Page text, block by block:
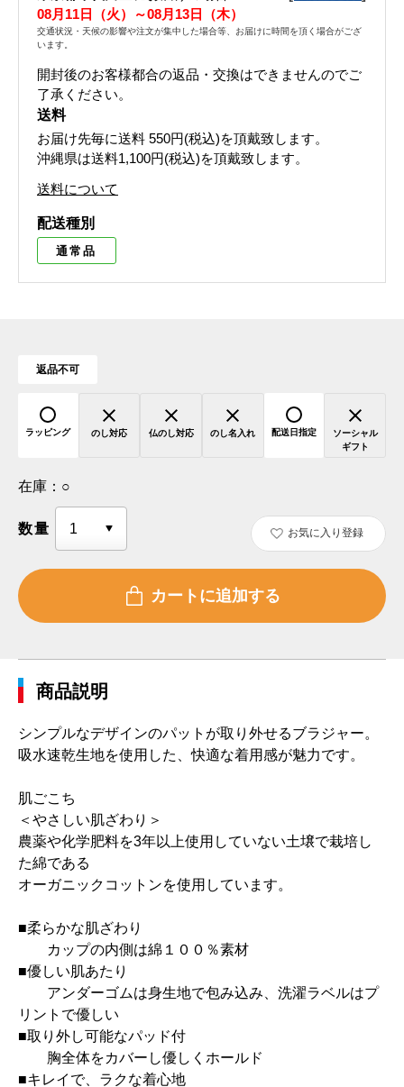
08月11日（火）～08月13日（木）
交通状況・天候の影響や注文が集中した場合等、お届けに時間を頂く場合がござ
います。
開封後のお客様都合の返品・交換はできませんのでご
了承ください。
送料
お届け先毎に送料 550円(税込)を頂戴致します。
沖縄県は送料1,100円(税込)を頂戴致します。
送料について
配送種別
通常品
返品不可
ラッピング のし対応 仏のし対応 のし名入れ 配送日指定
ソーシャル
ギフト
在庫： ○
数量 お気に入り登録
商品説明
シンプルなデザインのパットが取り外せるブラジャー。
吸水速乾生地を使用した、快適な着用感が魅力です。
肌ごこち
＜やさしい肌ざわり＞
農薬や化学肥料を3年以上使用していない土壌で栽培し
た綿である
オーガニックコットンを使用しています。
■柔らかな肌ざわり
カップの内側は綿１００％素材
■優しい肌あたり
アンダーゴムは身生地で包み込み、洗濯ラベルはプ
リントで優しい
■取り外し可能なパッド付
胸全体をカバーし優しくホールド
■キレイで、ラクな着心地